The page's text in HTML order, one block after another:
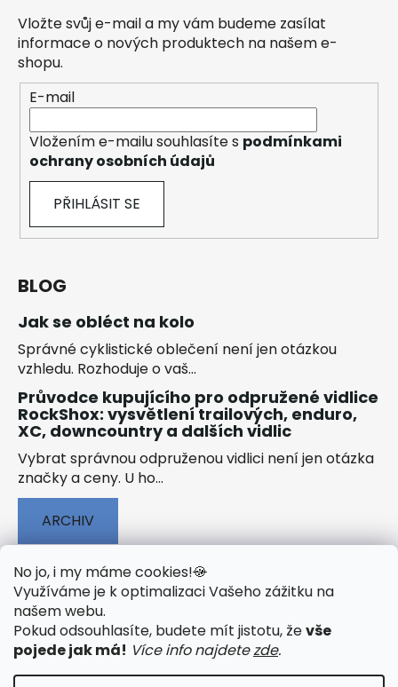
No jo, i my máme cookies!🍪
Využíváme je k optimalizaci Vašeho zážitku na
našem webu.
Pokud odsouhlasíte, budete mít jistotu, ževše
pojede jak má! Více info najdetezde.
Vložte svůj e-mail a my vám budeme zasílat
informace o nových produktech na našem e-
shopu.
E-mail
Vložením e-mailu souhlasíte s podmínkami
ochrany osobních údajů
PŘIHLÁSIT SE
BLOG
Jak se obléct na kolo
Správné cyklistické oblečení není jen otázkou
vzhledu. Rozhoduje o vaš...
Průvodce kupujícího pro odpružené vidlice
RockShox: vysvětlení trailových, enduro,
XC, downcountry a dalších vidlic
Vybrat správnou odpruženou vidlici není jen otázka
značky a ceny. U ho...
ARCHIV
🟢 TECHNOLOGIE
🟢 O ELEKTROKOLECH
🟢 NÁVODY KE STAŽENÍ